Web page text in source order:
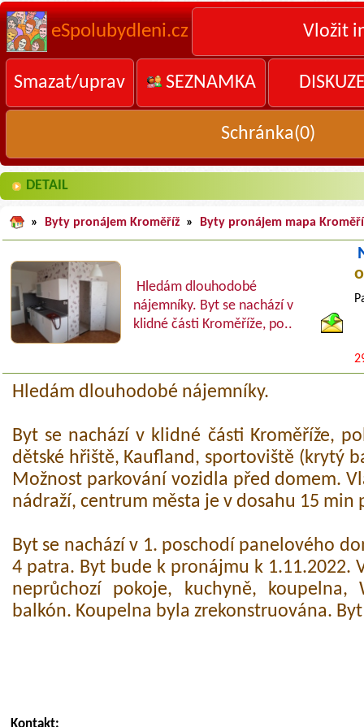
eSpolubydleni.cz Vložit
Smazat/uprav SEZNAMKA
Schránka(0)
DETAIL
» Byty pronájem Kroměříž » Byty pronájem mapa
Hledám dlouhodobé
nájemníky. Byt se nachází v
klidné části Kroměříže, po..
Hledám dlouhodobé nájemníky.
Byt se nachází v klidné části Kroměříže,
dětské hřiště, Kaufland, sportoviště (krytý
Možnost parkování vozidla před domem.
nádraží, centrum města je v dosahu 15 min
Byt se nachází v 1. poschodí panelového
4 patra. Byt bude k pronájmu k 1.11.2022.
neprůchozí pokoje, kuchyně, koupelna,
balkón. Koupelna byla zrekonstruována.